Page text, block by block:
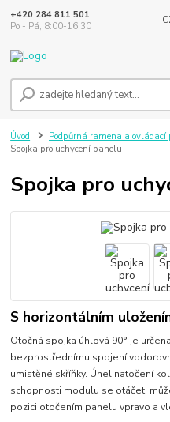
+420 284 811 501
Po - Pá, 8:00-16:30
Úvod Podpůrná ramena a ovládací
Spojka pro uchycení panelu
Spojka pro
S horizontálním
Otočná spojka úhlová 90° je
bezprostřednímu spojení
umistěné skříňky. Úhel natočení
schopnosti modulu se otáčet,
pozici otočením panelu vpravo a